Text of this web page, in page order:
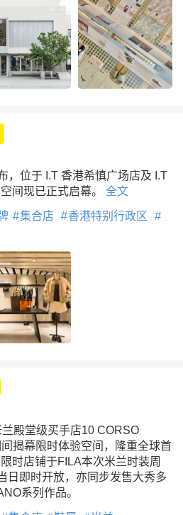
，位于 I.T 香港希慎广场店及 I.T
间现已正式启幕。
全文
集合店
香港特别行政区
殿堂级买手店10 CORSO
揭幕限时体验空间，隆重全球首
时店铺于FILA本次米兰时装周
日即时开放，亦同步发售大秀多
系列作品。